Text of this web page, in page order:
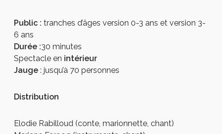
Public : tranches d’âges version 0-3 ans et version 3-
6 ans
Durée :30 minutes
Spectacle en intérieur
Jauge : jusqu’à 70 personnes
Distribution
Elodie Rabilloud (conte, marionnette, chant)